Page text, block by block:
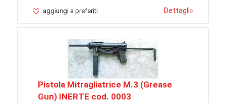
aggiungi a preferiti Dettagli»
Pistola Mitragliatrice M.3 (Grease
Gun) INERTE cod. 0003